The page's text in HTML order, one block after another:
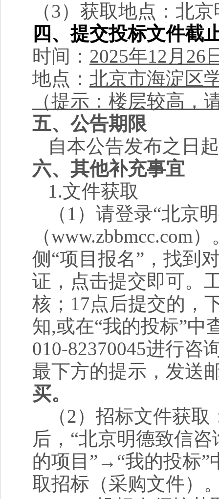
（3）获取地点：北
四、提交投标文件截
时间： 2025年12月26
地点： 北京市海淀区
（提示：楼层较高，
五、公告期限
自本公告发布之日
六、其他补充事宜
1.文件获取
（1）请登录“北京
（www.zbbmcc.com
侧“项目报名”，找到
证，点击提交即可。
核；17点后提交的，
知,或在“我的投标”中
010-82370045进行咨
最下方的提示，发送
买。
（2）招标文件获
后，“北京明德致信咨
的项目”→“我的投标”
取招标（采购文件）